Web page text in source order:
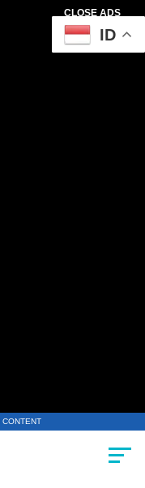
CLOSE ADS
CONTENT
ID